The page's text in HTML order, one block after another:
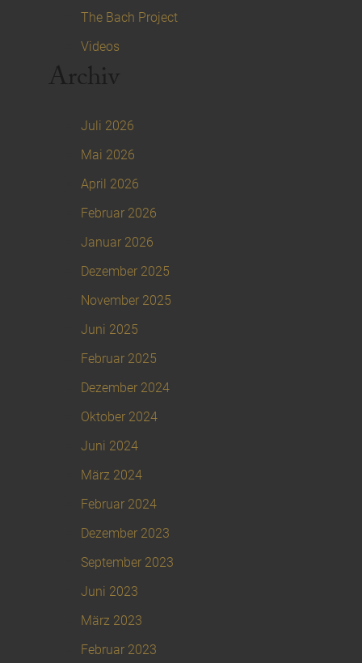
The Bach Project
Videos
Archiv
Juli 2026
Mai 2026
April 2026
Februar 2026
Januar 2026
Dezember 2025
November 2025
Juni 2025
Februar 2025
Dezember 2024
Oktober 2024
Juni 2024
März 2024
Februar 2024
Dezember 2023
September 2023
Juni 2023
März 2023
Februar 2023